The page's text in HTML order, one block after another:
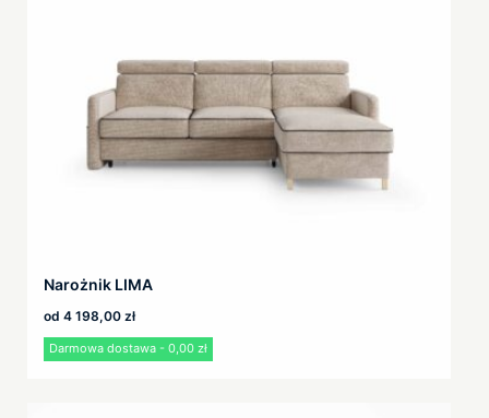
Narożnik LIMA
od 4 198,00 zł
Darmowa dostawa - 0,00 zł